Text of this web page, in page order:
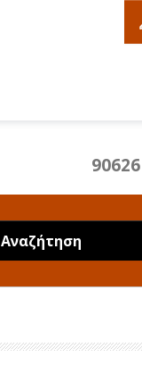
90626
Αναζήτηση